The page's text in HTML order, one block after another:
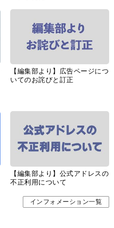
【編集部より】広告ページにつ
いてのお詫びと訂正
【編集部より】公式アドレスの
不正利用について
インフォメーション一覧